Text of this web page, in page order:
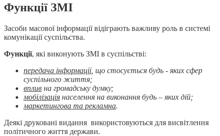
Функції ЗМІ
Засоби масової інформації відіграють важливу роль в системі
комунікації суспільства.
Функції, які виконують ЗМІ в суспільстві:
передача інформації, що стосується будь - яких сфер
суспільного життя;
вплив на громадську думку;
мобілізація населення на виконання будь – яких дій;
маркетингова та рекламна.
Деякі друковані видання використовуються для висвітлення
політичного життя держави.